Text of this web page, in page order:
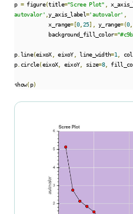
p = figure(title="Scree Plot" ,
autovalor' ,y_axis_label='autovalor' ,
           x_range
=[0,25], y_range=(0,
           background_fill_color
=
p.line(eixoX, eixoY, line_width=1,
p. circle(eixoX, eixoY, size=8,
show(p)